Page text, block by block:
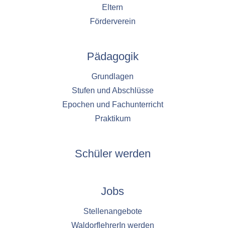
Eltern
Förderverein
Pädagogik
Grundlagen
Stufen und Abschlüsse
Epochen und Fachunterricht
Praktikum
Schüler werden
Jobs
Stellenangebote
WaldorflehrerIn werden